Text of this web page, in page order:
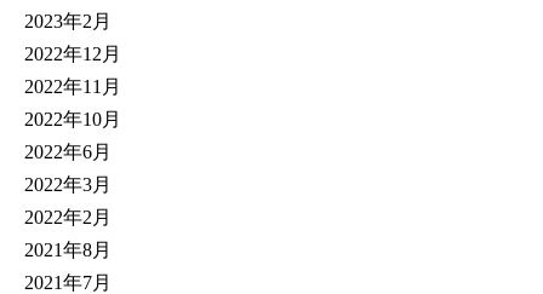
2023年2月
2022年12月
2022年11月
2022年10月
2022年6月
2022年3月
2022年2月
2021年8月
2021年7月